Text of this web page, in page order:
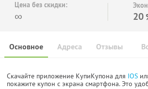
Цена без скидки:
∞ 20
Основное Отзывы
Адреса
Скачайте приложение КупиКупона для IOS
покажите купон с экрана смартфона. Это